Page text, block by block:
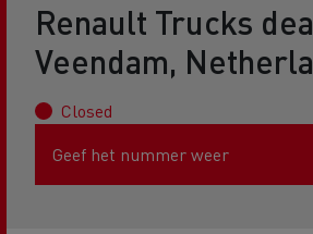
Renault Trucks
Veendam,
Closed
Geef het nummer weer